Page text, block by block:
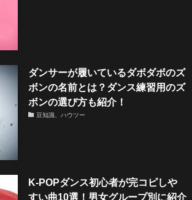
ダンサーが履いているダボダボのズ
ボンの名前とは？ダンス練習用のズ
ボンの選び方も紹介！
豆知識、ハウツー
K-POPダンス初心者が完コピしや
すい曲10選！男女グループ別に紹介